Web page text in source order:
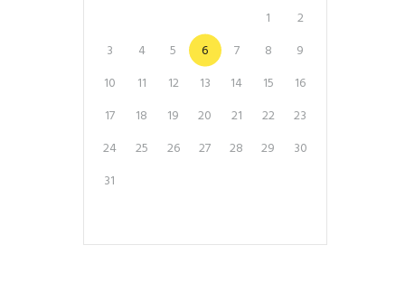
1
2
3
4 5 6 7 8
9
10
11 12 13 14 15
16
17
18 19 20 21 22
23
24
25 26 27 28 29
30
31